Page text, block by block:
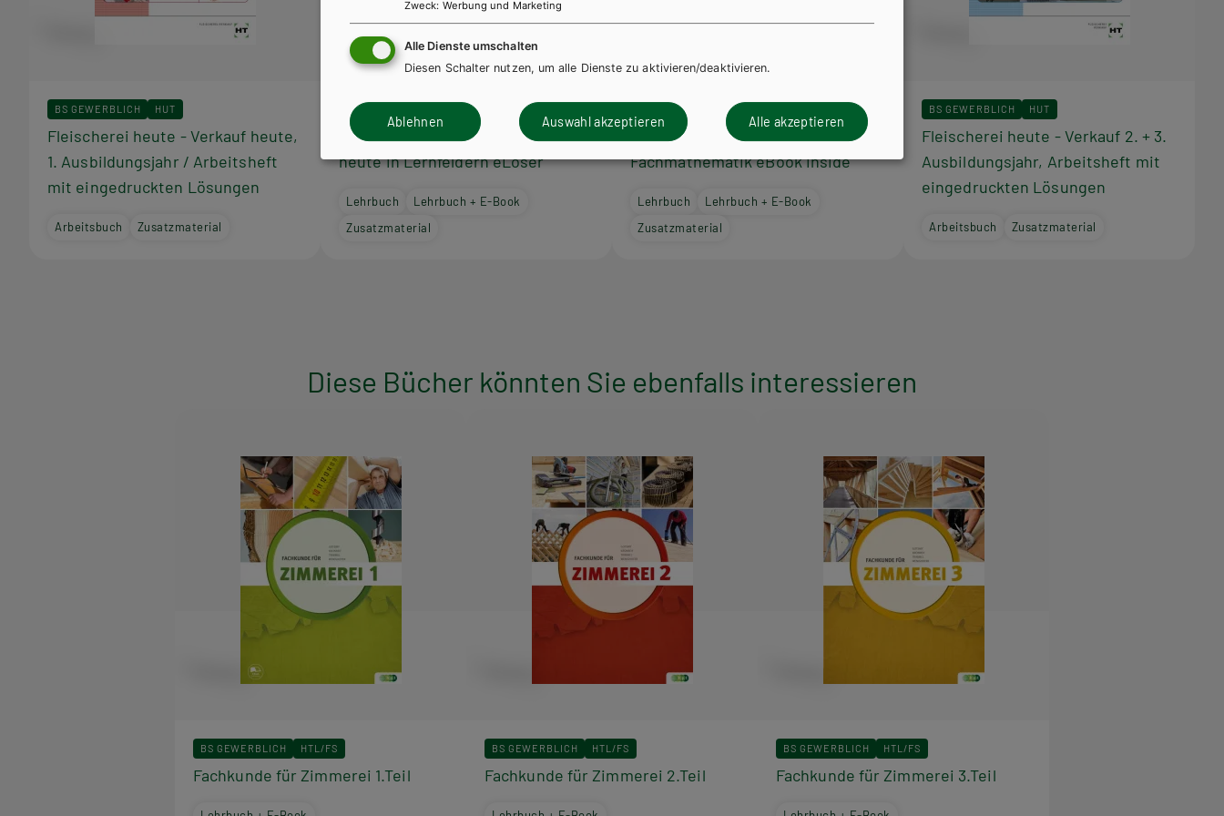
BS GEWERBLICH HUT
Fleischerei heute - Verkauf heute,
1. Ausbildungsjahr / Arbeitsheft
mit eingedruckten Lösungen
Arbeitsbuch Zusatzmaterial
BS GEWERBLICH
Fachmathematik - Fleischerei
heute in Lernfeldern eLöser
Lehrbuch
Lehrbuch + E-Book
Zusatzmaterial
BS GEWERBLICH
Fleischerei heute in Lernfeldern -
Fachmathematik eBook inside
Lehrbuch
Lehrbuch + E-Book
Zusatzmaterial
BS GEWERBLICH HUT
Fleischerei heute - Verkauf 2. + 3.
Ausbildungsjahr, Arbeitsheft mit
eingedruckten Lösungen
Arbeitsbuch Zusatzmaterial
Diese Bücher könnten Sie ebenfalls interessieren
BS GEWERBLICH HTL/FS
Fachkunde für Zimmerei 1.Teil
BS GEWERBLICH HTL/FS
Fachkunde für Zimmerei 2.Teil
BS GEWERBLICH HTL/FS
Fachkunde für Zimmerei 3.Teil
Zweck: Werbung und Marketing
Alle Dienste umschalten
Diesen Schalter nutzen, um alle Dienste zu aktivieren/deaktivieren.
Ablehnen Auswahl akzeptieren Alle akzeptieren